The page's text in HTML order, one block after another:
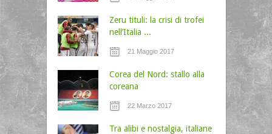
Zeru tituli: la crisi di trofei
nell’Italia ...
21 Maggio 2017
Corea del Nord: stallo alla
coreana
22 Marzo 2017
Tra alibi e nostalgia, italiane